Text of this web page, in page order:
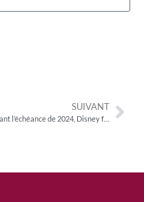
SUIVANT
Avant l’échéance de 2024, Disney franchit un cap supplémentaire dans l’intégration de Hulu